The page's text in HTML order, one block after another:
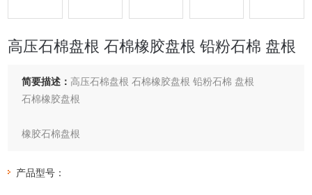
高压石棉盘根 石棉橡胶盘根 铅粉石棉 盘根
简要描述： 高压石棉盘根 石棉橡胶盘根 铅粉石棉 盘根
石棉橡胶盘根
橡胶石棉盘根
石棉橡胶盘根用浸橡胶石棉线编织而成，表面再涂石墨，用于
产品型号：